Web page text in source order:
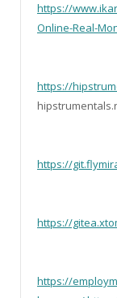
https://
Online-Real-
https://
https://
https://
https://